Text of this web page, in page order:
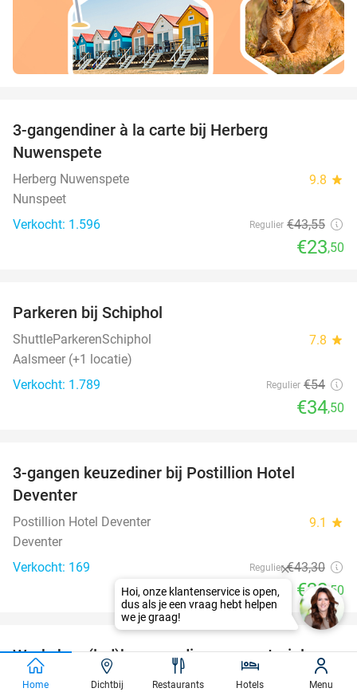
3-gangendiner à la carte bij Herberg
Nuwenspete
Herberg Nuwenspete 9.8 star
Nunspeet
Verkocht: 1.596
Regulier €43,55
€23,50
Parkeren bij Schiphol
ShuttleParkerenSchiphol 7.8 star
Aalsmeer (+1 locatie)
Verkocht: 1.789
Regulier €54
€34,50
3-gangen keuzediner bij Postillion Hotel
Deventer
Postillion Hotel Deventer 9.1 star
Deventer
Verkocht: 169
Regulier €43,30
€22,50
50%
favorite_border
Workshop (led)kaarsen dippen + materialen +
hapje + drankje (1,5 uur)
Home Dichtbij Restaurants Hotels Menu